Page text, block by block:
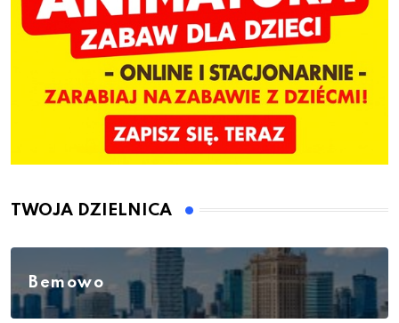
TWOJA DZIELNICA
Bemowo